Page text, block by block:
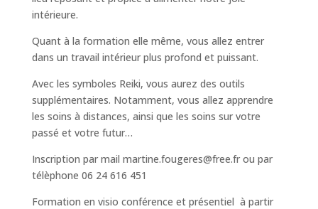
intérieure.
Quant à la formation elle même, vous allez entrer
dans un travail intérieur plus profond et puissant.
Avec les symboles Reiki, vous aurez des outils
supplémentaires. Notamment, vous allez apprendre
les soins à distances, ainsi que les soins sur votre
passé et votre futur…
Inscription par mail martine.fougeres@free.fr ou par
télèphone 06 24 616 451
Formation en visio conférence et présentiel à partir